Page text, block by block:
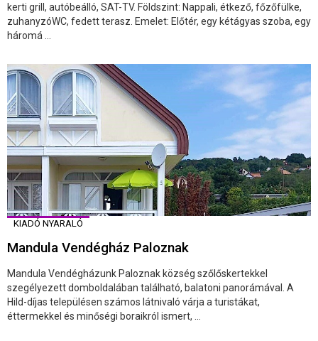
kerti grill, autóbeálló, SAT-TV. Földszint: Nappali, étkező, főzőfülke,
zuhanyzóWC, fedett terasz. Emelet: Előtér, egy kétágyas szoba, egy
háromá ...
KIADÓ NYARALÓ
Mandula Vendégház Paloznak
Mandula Vendégházunk Paloznak község szőlőskertekkel
szegélyezett domboldalában található, balatoni panorámával. A
Hild-díjas településen számos látnivaló várja a turistákat,
éttermekkel és minőségi boraikról ismert, ...